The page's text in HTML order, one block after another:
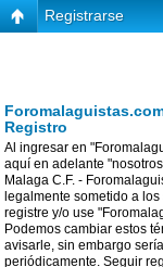
Registrarse
Registro
Al ingresar en
aquí en adelante
Malaga C.F. -
legalmente sometido a
registre y/o use
Podemos cambiar estos
avisarle, sin embargo
periódicamente. Seguir